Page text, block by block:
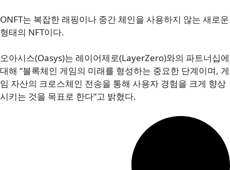
ONFT는 복잡한 래핑이나 중간 체인을 사용하지 않는 새로운
형태의 NFT이다.
오아시스(Oasys)는 레이어제로(LayerZero)와의 파트너십에
대해 “블록체인 게임의 미래를 형성하는 중요한 단계이며, 게
임 자산의 크로스체인 전송을 통해 사용자 경험을 크게 향상
시키는 것을 목표로 한다”고 밝혔다.